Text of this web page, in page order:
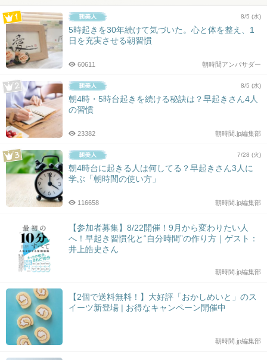
8/5 (水)
5時起きを30年続けて気づいた。心と体を整え、1
日を充実させる朝習慣
朝時間アンバサダー
60611
8/5 (水)
朝4時・5時台起きを続ける秘訣は？早起きさん4人
の習慣
朝時間.jp編集部
23382
7/28 (火)
朝4時台に起きる人は何してる？早起きさん3人に
学ぶ「朝時間の使い方」
朝時間.jp編集部
116658
【参加者募集】8/22開催！9月から変わりたい人
へ！早起き習慣化と“自分時間”の作り方｜ゲスト：
井上皓史さん
朝時間.jp編集部
【2個で送料無料！】大好評「おかしめいと」のス
イーツ新登場 | お得なキャンペーン開催中
朝時間.jp編集部